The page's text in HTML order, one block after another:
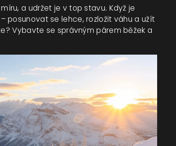
a udržet je v top stavu. Když je
posunovat se lehce, rozložit váhu a užít
Vybavte se správným párem běžek a